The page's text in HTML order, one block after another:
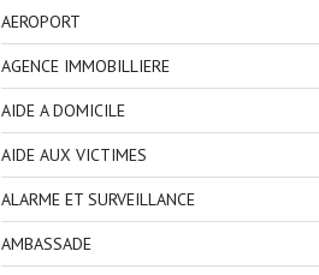
AEROPORT
AGENCE IMMOBILLIERE
AIDE A DOMICILE
AIDE AUX VICTIMES
ALARME ET SURVEILLANCE
AMBASSADE